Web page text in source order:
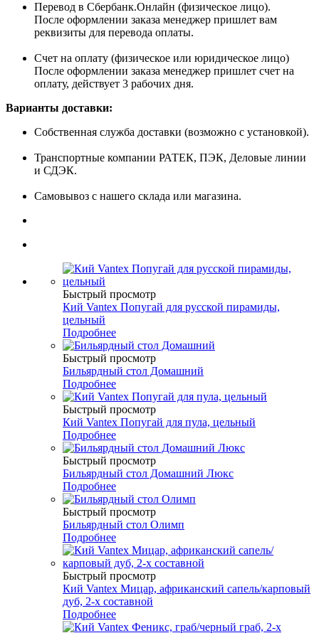
Перевод в Сбербанк.Онлайн (физическое лицо).
После оформлении заказа менеджер пришлет вам
реквизиты для перевода оплаты.
Счет на оплату (физическое или юридическое лицо)
После оформлении заказа менеджер пришлет счет на
оплату, действует 3 рабочих дня.
Варианты доставки:
Собственная служба доставки (возможно с установкой).
Транспортные компании РАТЕК, ПЭК, Деловые линии
и СДЭК.
Самовывоз с нашего склада или магазина.
Быстрый просмотр
Кий Vantex Попугай для русской пирамиды,
цельный
Подробнее
Быстрый просмотр
Бильярдный стол Домашний
Подробнее
Быстрый просмотр
Кий Vantex Попугай для пула, цельный
Подробнее
Быстрый просмотр
Бильярдный стол Домашний Люкс
Подробнее
Быстрый просмотр
Бильярдный стол Олимп
Подробнее
Быстрый просмотр
Кий Vantex Мицар, африканский сапель/карповый
дуб, 2-х составной
Подробнее